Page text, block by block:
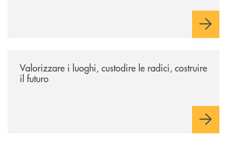
Valorizzare i luoghi, custodire le radici, costruire
il futuro